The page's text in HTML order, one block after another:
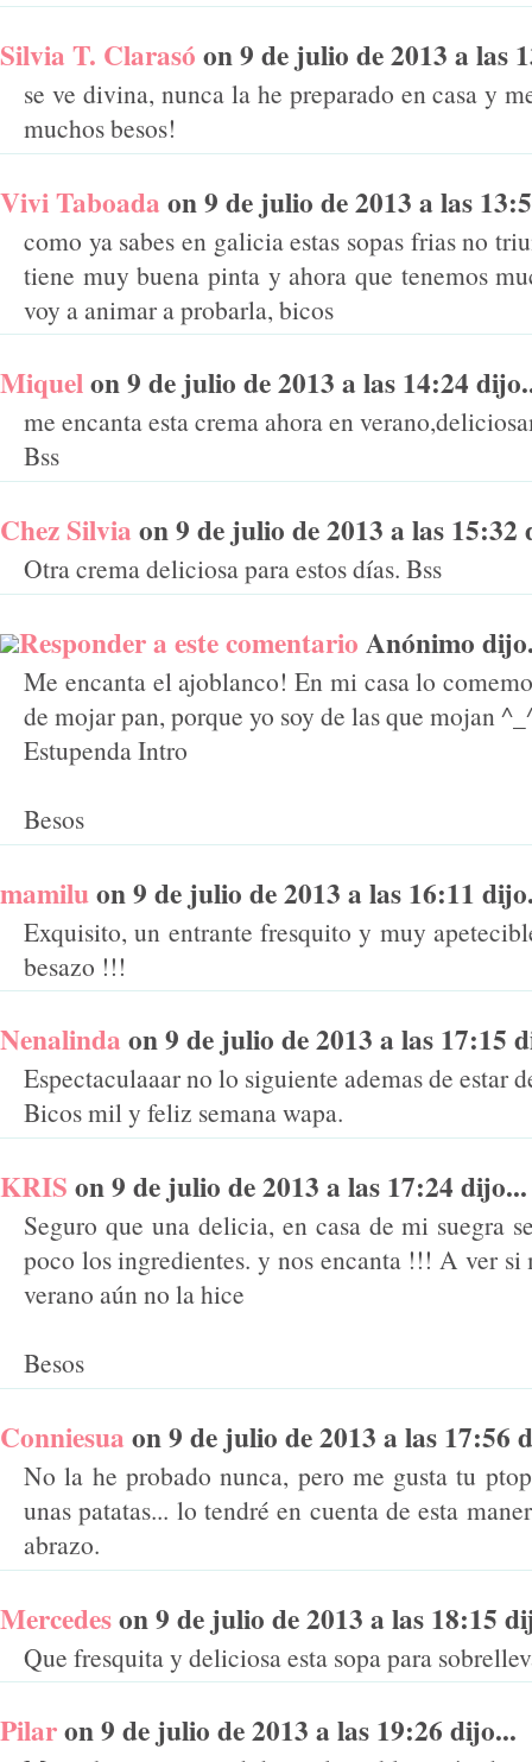
Silvia T. Clarasó on 9 de julio de 2013 a las
se ve divina, nunca la he preparado en casa y
muchos besos!
Vivi Taboada on 9 de julio de 2013 a las
como ya sabes en galicia estas sopas frias no
tiene muy buena pinta y ahora que tenemos
voy a animar a probarla, bicos
Miquelon 9 de julio de 2013 a las 14:24
me encanta esta crema ahora en
Bss
Chez Silvia on 9 de julio de 2013 a las 15:32
Otra crema deliciosa para estos días. Bss
Responder a este comentario Anónimo
Me encanta el ajoblanco! En mi casa lo
de mojar pan, porque yo soy de las que mojan
Estupenda Intro
Besos
mamiluon 9 de julio de 2013 a las 16:11
Exquisito, un entrante fresquito y muy
besazo !!!
Nenalinda on 9 de julio de 2013 a las 17:15
Espectaculaaar no lo siguiente ademas de estar
Bicos mil y feliz semana wapa.
KRIS on 9 de julio de 2013 a las 17:24 dijo...
Seguro que una delicia, en casa de mi suegra
poco los ingredientes. y nos encanta !!! A ver si
verano aún no la hice
Besos
Conniesua on 9 de julio de 2013 a las 17:56
No la he probado nunca, pero me gusta tu
unas patatas... lo tendré en cuenta de esta
abrazo.
Mercedeson 9 de julio de 2013 a las 18:15
Que fresquita y deliciosa esta sopa para
Pilaron 9 de julio de 2013 a las 19:26 dijo...